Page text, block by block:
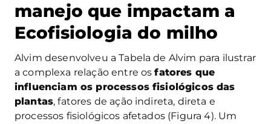
manejo que impactam a
Ecofisiologia do milho
Alvim desenvolveu a Tabela de Alvim para ilustrar
a complexa relação entre osfatores que
influenciam os processos fisiológicos das
plantas, fatores de ação indireta, direta e
processos fisiológicos afetados (Figura 4). Um